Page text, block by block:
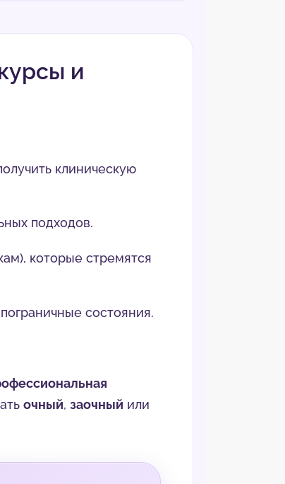
и
клиническую
подходов.
которые стремятся
состояния.
очный, заочный или